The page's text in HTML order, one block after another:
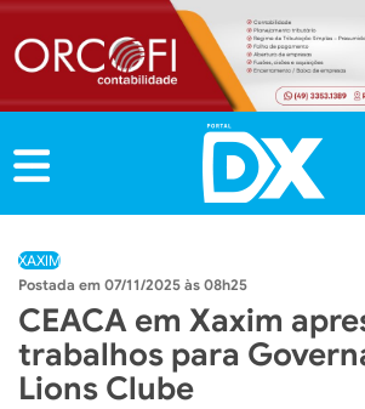
XAXIM
07/11/2025 às 08h25
CEACA em Xaxim
trabalhos para
Lions Clube